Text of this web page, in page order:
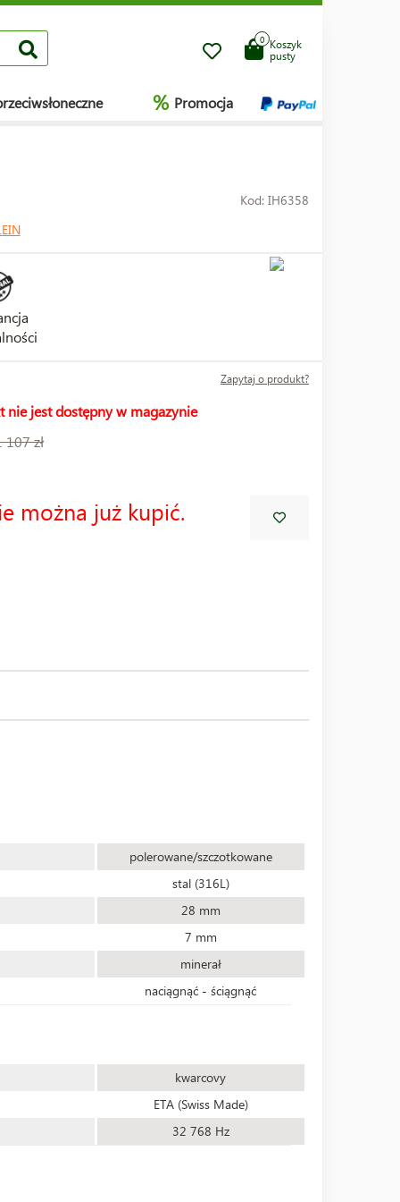
Koszyk
pusty
0
% Promocja
Kod: IH6358
Zapytaj o produkt?
nie jest dostępny w magazynie
107 zł
można już kupić.
polerowane/szczotkowane
stal (316L)
28 mm
7 mm
minerał
naciągnąć - ściągnąć
kwarcovy
ETA (Swiss Made)
32 768 Hz